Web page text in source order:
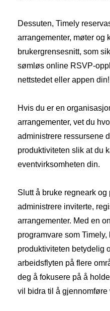
Dessuten, Timely
arrangementer, møter og
brukergrensesnitt, som
sømløs online RSVP-
nettstedet eller appen din!
Hvis du er en
arrangementer, vet du
administrere ressursene
produktiviteten slik at du
eventvirksomheten din.
Slutt å bruke regneark og
administrere inviterte,
arrangementer. Med en
programvare som
produktiviteten betydelig
arbeidsflyten på flere
deg å fokusere på å
vil bidra til å gjennomføre